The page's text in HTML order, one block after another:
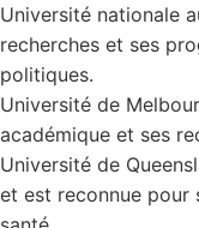
Université nationale
recherches et ses
politiques.
Université de
académique et ses
Université de
et est reconnue pour